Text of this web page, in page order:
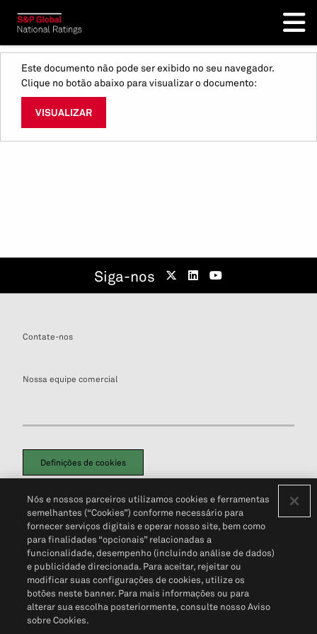
Este documento não pode ser exibido no seu navegador.
Clique no botão abaixo para visualizar o documento:
VISUALIZAR
Siga-nos
Contate-nos
Nossa equipe comercial
Definições de cookies
Política de PrivacidadePortal de privacidade do cliente (em inglês)
Não Venda Minhas Informações Pessoais© 2026 S&P Global
Nós e nossos parceiros utilizamos cookies e ferramentas
semelhantes (“Cookies”) conforme necessário para
fornecer serviços digitais e operar nosso site, bem como
para finalidades “opcionais” relacionadas a
funcionalidade, desempenho (incluindo análise de dados)
e publicidade direcionada. Para aceitar, rejeitar ou
modificar suas configurações de cookies, utilize os
botões neste banner. Para mais informações ou para
alterar sua escolha posteriormente, consulte nosso Aviso
sobre Cookies.